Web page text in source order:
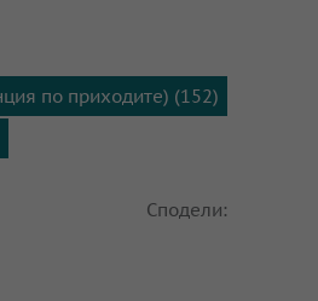
по приходите) (152)
Сподели: